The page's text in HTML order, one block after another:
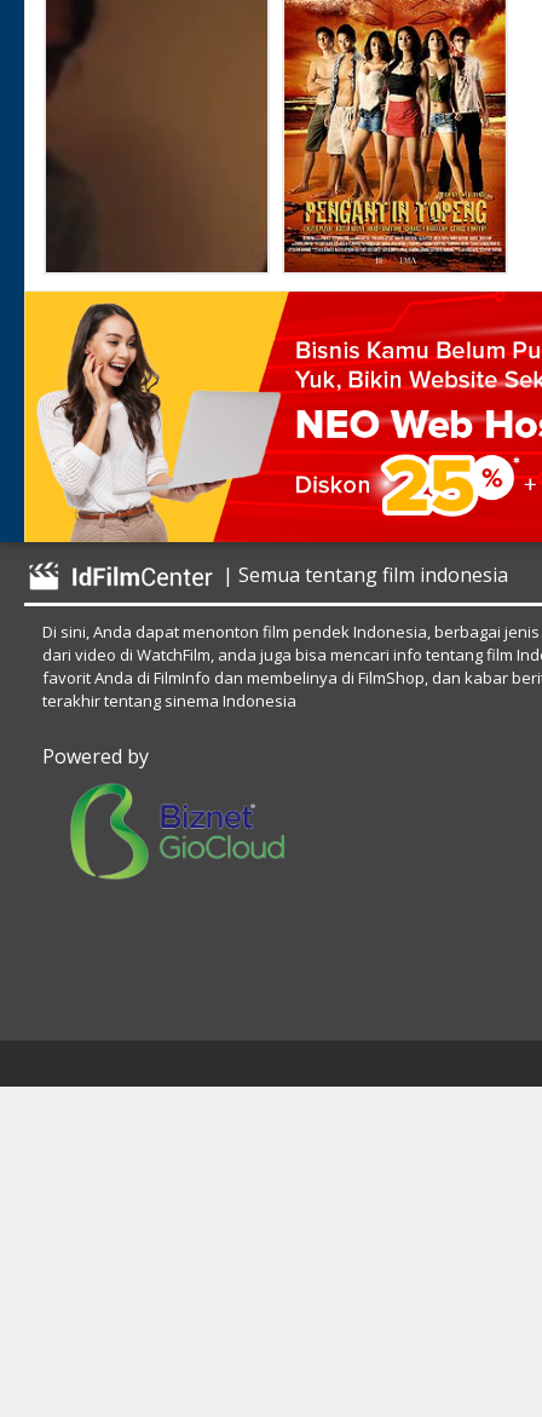
| Semua tentang film indonesia
Di sini, Anda dapat menonton film pendek Indonesia, berbagai
dari video di WatchFilm, anda juga bisa mencari info tentang film
favorit Anda di FilmInfo dan membelinya di FilmShop, dan kabar
terakhir tentang sinema Indonesia
Powered by